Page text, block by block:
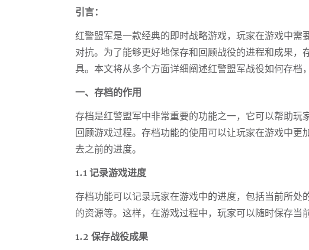
引言：
红警盟军是一款经典的即时战略游戏，玩家在游戏中需
对抗。为了能够更好地保存和回顾战役的进程和成果
具。本文将从多个方面详细阐述红警盟军战役如何存档
一、存档的作用
存档是红警盟军中非常重要的功能之一，它可以帮助玩
回顾游戏过程。存档功能的使用可以让玩家在游戏中
去之前的进度。
1.1 记录游戏进度
存档功能可以记录玩家在游戏中的进度，包括当前所处
的资源等。这样，在游戏过程中，玩家可以随时保存当
1.2 保存战役成果